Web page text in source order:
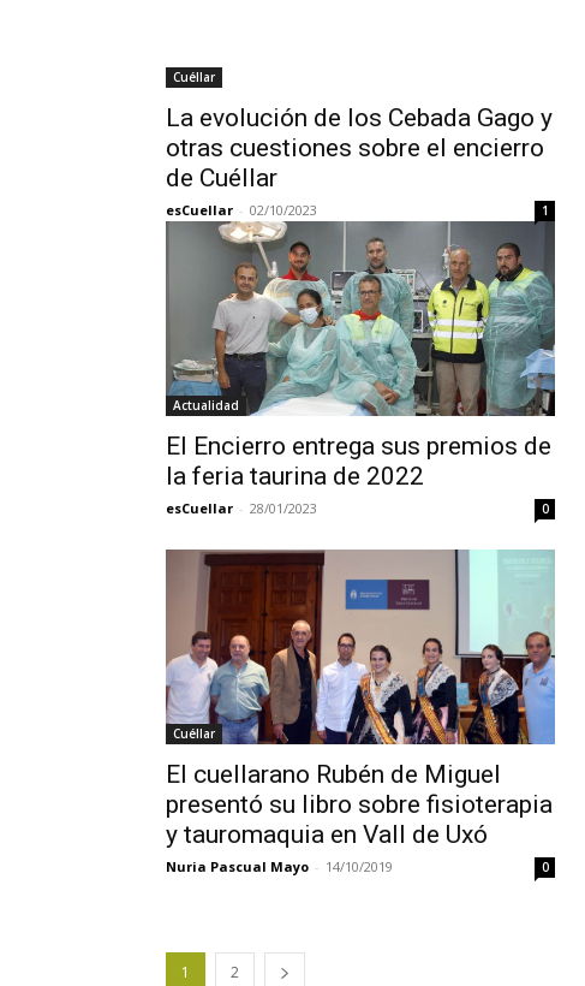
Cuéllar
La evolución de los Cebada Gago y
otras cuestiones sobre el encierro
de Cuéllar
esCuellar - 02/10/2023 1
Actualidad
El Encierro entrega sus premios de
la feria taurina de 2022
esCuellar - 28/01/2023 0
Cuéllar
El cuellarano Rubén de Miguel
presentó su libro sobre fisioterapia
y tauromaquia en Vall de Uxó
Nuria Pascual Mayo - 14/10/2019 0
1 2